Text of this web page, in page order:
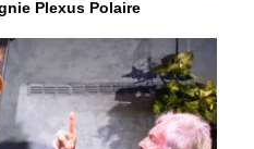
Plexus Polaire